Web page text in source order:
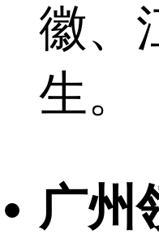
徽、
生。
广州